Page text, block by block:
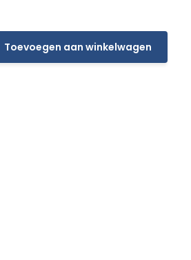
Toevoegen aan winkelwagen